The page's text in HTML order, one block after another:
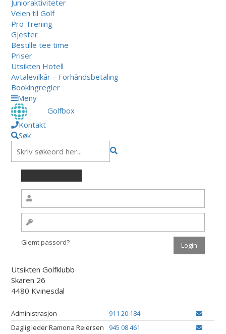
Junioraktiviteter
Veien til Golf
Pro Trening
Gjester
Bestille tee time
Priser
Utsikten Hotell
Avtalevilkår – Forhåndsbetaling
Bookingregler
Meny
Golfbox
Kontakt
Søk
Glemt passord?
Utsikten Golfklubb
Skaren 26
4480 Kvinesdal
Administrasjon
911 20 184
Daglig leder Ramona Reiersen
945 08 461